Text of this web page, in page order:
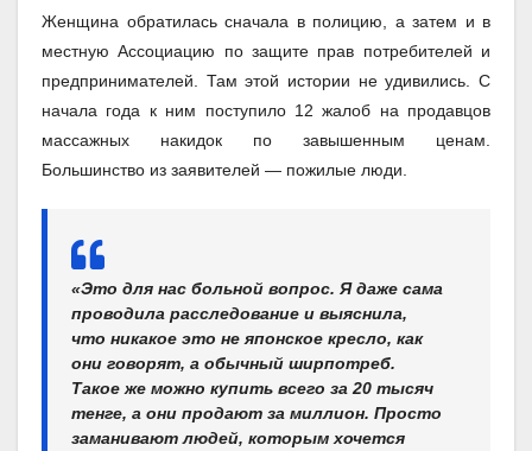
Женщина обратилась сначала в полицию, а затем и в
местную Ассоциацию по защите прав потребителей и
предпринимателей. Там этой истории не удивились. С
начала года к ним поступило 12 жалоб на продавцов
массажных накидок по завышенным ценам.
Большинство из заявителей — пожилые люди.
«Это для нас больной вопрос. Я даже сама
проводила расследование и выяснила,
что никакое это не японское кресло, как
они говорят, а обычный ширпотреб.
Такое же можно купить всего за 20 тысяч
тенге, а они продают за миллион. Просто
заманивают людей, которым хочется